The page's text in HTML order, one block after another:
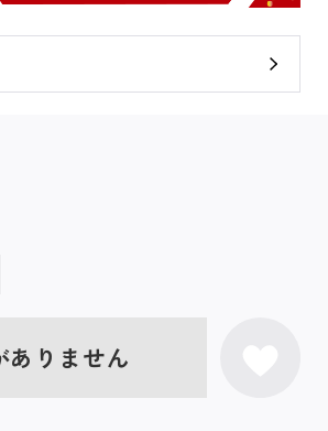
ありません